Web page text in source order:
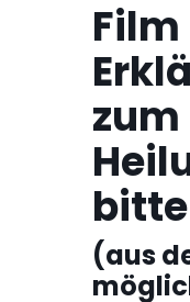
zum
(aus